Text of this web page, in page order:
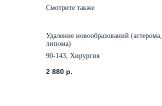
Смотрите также
Удаление новообразований (астерома,
липома)
90-143, Хирургия
2 880 р.